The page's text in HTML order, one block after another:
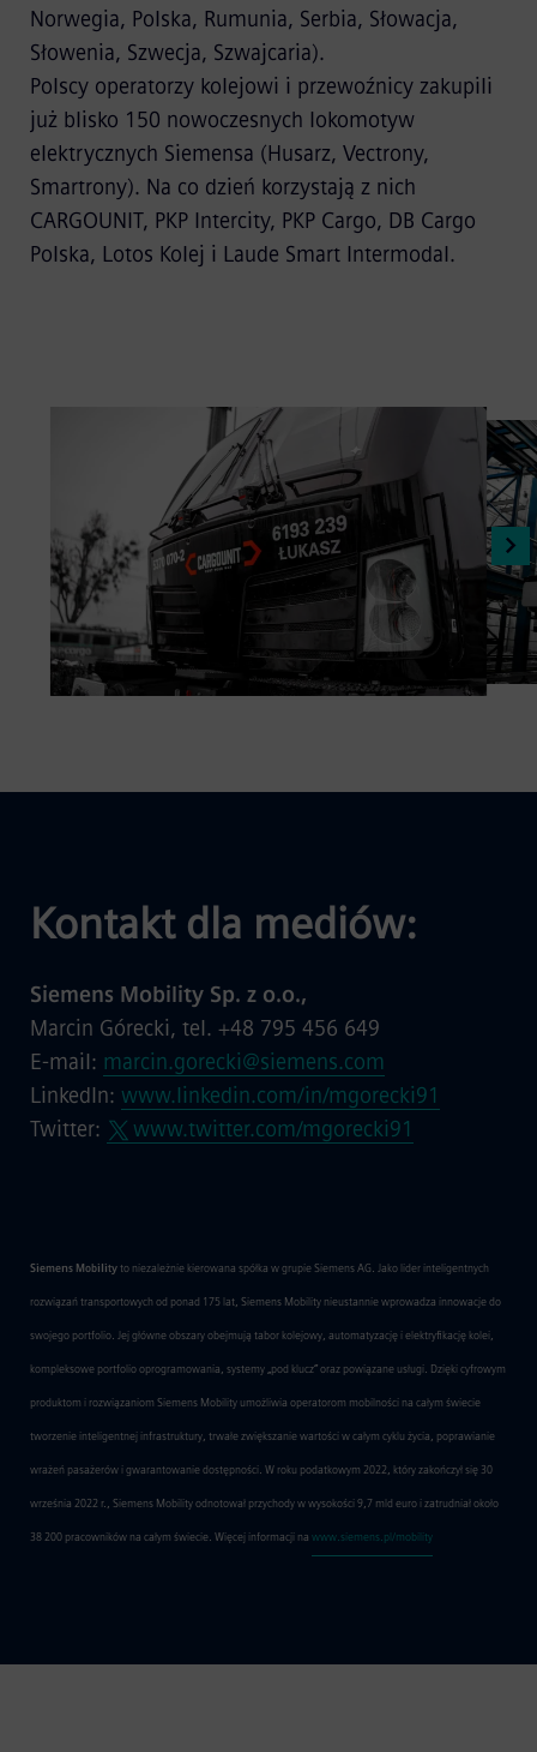
Norwegia, Polska, Rumunia, Serbia, Słowacja,
Słowenia, Szwecja, Szwajcaria).
Polscy operatorzy kolejowi i przewoźnicy zakupili
już blisko 150 nowoczesnych lokomotyw
elektrycznych Siemensa (Husarz, Vectrony,
Smartrony). Na co dzień korzystają z nich
CARGOUNIT, PKP Intercity, PKP Cargo, DB Cargo
Polska, Lotos Kolej i Laude Smart Intermodal.
Kontakt dla mediów:
Siemens Mobility Sp. z o.o.,
Marcin Górecki, tel. +48 795 456 649
E-mail: marcin.gorecki@siemens.com
LinkedIn: www.linkedin.com/in/mgorecki91
Twitter:
www.twitter.com/mgorecki91
Siemens Mobilityto niezależnie kierowana spółka w grupie Siemens AG. Jako lider inteligentnych
rozwiązań transportowych od ponad 175 lat, Siemens Mobility nieustannie wprowadza innowacje do
swojego portfolio. Jej główne obszary obejmują tabor kolejowy, automatyzację i elektryfikację kolei,
kompleksowe portfolio oprogramowania, systemy „pod klucz” oraz powiązane usługi. Dzięki cyfrowym
produktom i rozwiązaniom Siemens Mobility umożliwia operatorom mobilności na całym świecie
tworzenie inteligentnej infrastruktury, trwałe zwiększanie wartości w całym cyklu życia, poprawianie
wrażeń pasażerów i gwarantowanie dostępności. W roku podatkowym 2022, który zakończył się 30
września 2022 r., Siemens Mobility odnotował przychody w wysokości 9,7 mld euro i zatrudniał około
38 200 pracowników na całym świecie. Więcej informacji na www.siemens.pl/mobility